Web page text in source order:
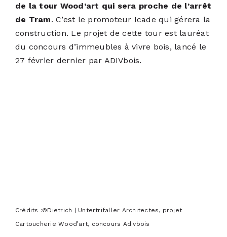
de la tour Wood’art qui sera proche de l’arrêt
de Tram. C’est le promoteur Icade qui gérera la
construction. Le projet de cette tour est lauréat
du concours d’immeubles à vivre bois, lancé le
27 février dernier par ADIVbois.
Crédits :©Dietrich | Untertrifaller Architectes, projet
Cartoucherie Wood’art, concours Adivbois